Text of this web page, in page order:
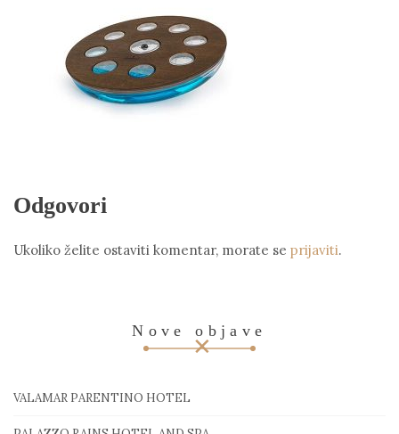
Odgovori
Ukoliko želite ostaviti komentar, morate se prijaviti.
Nove objave
VALAMAR PARENTINO HOTEL